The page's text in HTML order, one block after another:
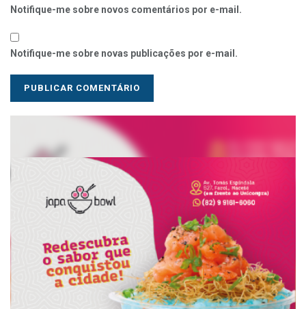
Notifique-me sobre novos comentários por e-mail.
Notifique-me sobre novas publicações por e-mail.